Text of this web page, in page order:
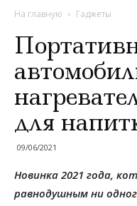
На главную Гаджеты
для
09/06/2021
Новинка 2021 года,
равнодушным ни